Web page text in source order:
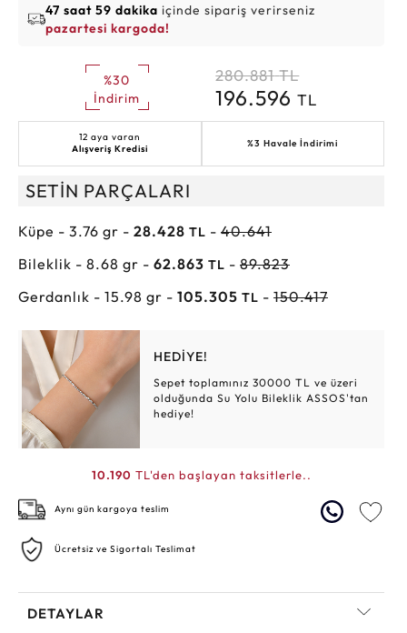
47 saat 59 dakika içinde sipariş verirseniz
pazartesi kargoda!
%30
İndirim
280.881 TL
196.596TL
12 aya varan
Alışveriş Kredisi
%3 Havale İndirimi
SETİN PARÇALARI
Küpe - 3.76 gr - 28.428 TL - 40.641
Bileklik - 8.68 gr - 62.863 TL - 89.823
Gerdanlık - 15.98 gr - 105.305 TL - 150.417
HEDİYE!
Sepet toplamınız 30000 TL ve üzeri
olduğunda Su Yolu Bileklik ASSOS'tan
hediye!
10.190 TL'den başlayan taksitlerle..
Aynı gün kargoya teslim
Ücretsiz ve Sigortalı Teslimat
DETAYLAR